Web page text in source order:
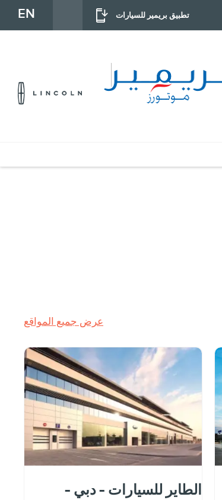
EN تطبيق بريمير للسيارات
عرض جميع المواقع
الطاير للسيارات - دبي -